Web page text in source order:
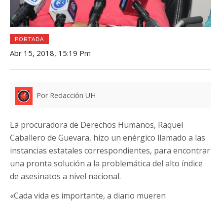
PORTADA
Abr 15, 2018, 15:19 Pm
Por Redacción UH
La procuradora de Derechos Humanos, Raquel
Caballero de Guevara, hizo un enérgico llamado a las
instancias estatales correspondientes, para encontrar
una pronta solución a la problemática del alto índice
de asesinatos a nivel nacional.
«Cada vida es importante, a diario mueren